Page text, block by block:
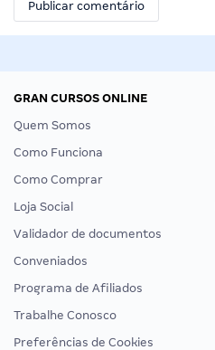
GRAN CURSOS ONLINE
Quem Somos
Como Funciona
Como Comprar
Loja Social
Validador de documentos
Conveniados
Programa de Afiliados
Trabalhe Conosco
Preferências de Cookies